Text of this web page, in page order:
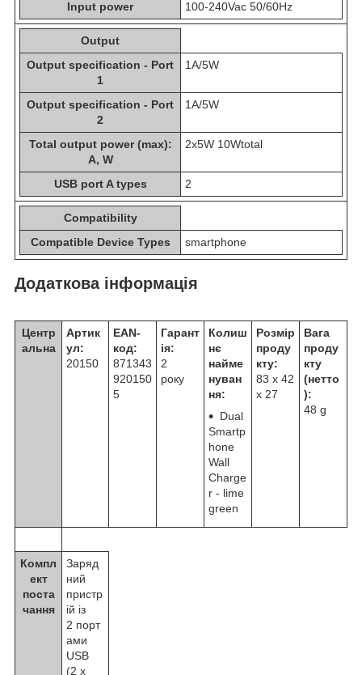
Input power
100-240Vac 50/60Hz
Output
Output specification - Port
1
1A/5W
Output specification - Port
2
1A/5W
Total output power (max):
A, W
2x5W 10Wtotal
USB port A types 2
Compatibility
Compatible Device Types
smartphone
Додаткова інформація
Центр
альна
Артик
ул:
20150
EAN-
код:
871343
920150
5
Гарант
ія:
2
року
Колиш
нє
найме
нуван
ня:
Dual
Smartp
hone
Wall
Charge
r - lime
green
Розмір
проду
кту:
83 x 42
x 27
Вага
проду
кту
(нетто
):
48 g
Компл
ект
поста
чання
Заряд
ний
пристр
ій із
2 порт
ами​
USB
(2 x